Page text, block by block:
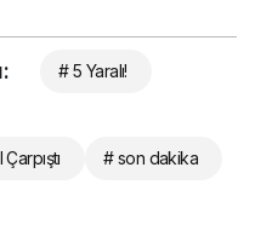
# 5 Yaralı!
# son dakika